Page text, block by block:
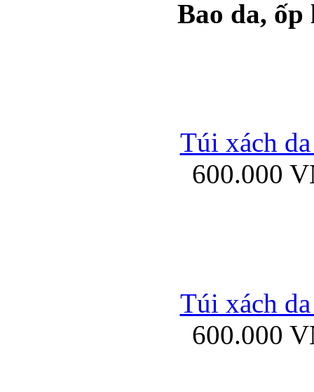
Ốp lưng silicon
Ốp lưng Samsung
Bao da,
Túi xách
600.000
Túi xách
600.000